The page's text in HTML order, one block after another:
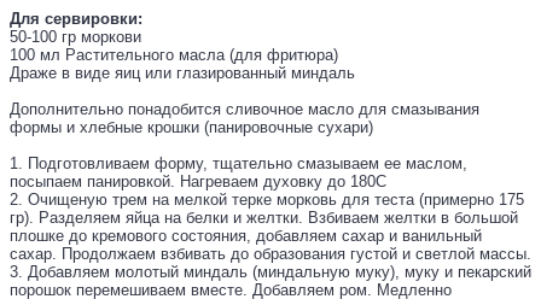
Для сервировки:
50-100 гр моркови
100 мл Растительного масла (для фритюра)
Драже в виде яиц или глазированный миндаль
Дополнительно понадобится сливочное масло для смазывания
формы и хлебные крошки (панировочные сухари)
1. Подготовливаем форму, тщательно смазываем ее маслом,
посыпаем панировкой. Нагреваем духовку до 180С
2. Очищеную трем на мелкой терке морковь для теста (примерно 175
гр). Разделяем яйца на белки и желтки. Взбиваем желтки в большой
плошке до кремового состояния, добавляем сахар и ванильный
сахар. Продолжаем взбивать до образования густой и светлой массы.
3. Добавляем молотый миндаль (миндальную муку), муку и пекарский
порошок перемешиваем вместе. Добавляем ром. Медленно